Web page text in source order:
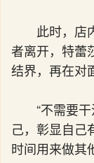
此时，店
者离开，特蕾
结界，再在对
“不需要
己，彰显自己
时间用来做其